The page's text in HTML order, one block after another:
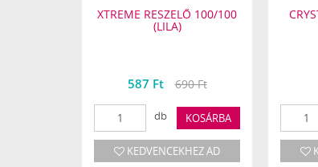
XTREME RESZELŐ 100/100
(LILA)
587 Ft 690 Ft
db KOSÁRBA
KEDVENCEKHEZ AD